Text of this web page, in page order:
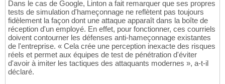
Dans le cas de Google, Linton a fait remarquer que ses propres
tests de simulation d'hameçonnage ne reflètent pas toujours
fidèlement la façon dont une attaque apparaît dans la boîte de
réception d'un employé. En effet, pour fonctionner, ces courriels
doivent contourner les défenses anti-hameçonnage existantes
de l'entreprise. « Cela crée une perception inexacte des risques
réels et permet aux équipes de test de pénétration d'éviter
d'avoir à imiter les tactiques des attaquants modernes », a-t-il
déclaré.